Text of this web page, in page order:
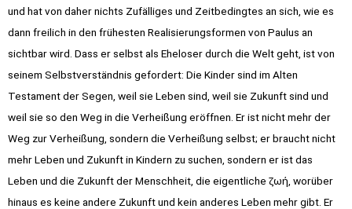
und hat von daher nichts Zufälliges und Zeitbedingtes an sich, wie es
dann freilich in den frühesten Realisierungsformen von Paulus an
sichtbar wird. Dass er selbst als Eheloser durch die Welt geht, ist von
seinem Selbstverständnis gefordert: Die Kinder sind im Alten
Testament der Segen, weil sie Leben sind, weil sie Zukunft sind und
weil sie so den Weg in die Verheißung eröffnen. Er ist nicht mehr der
Weg zur Verheißung, sondern die Verheißung selbst; er braucht nicht
mehr Leben und Zukunft in Kindern zu suchen, sondern er ist das
Leben und die Zukunft der Menschheit, die eigentliche ζωή, worüber
hinaus es keine andere Zukunft und kein anderes Leben mehr gibt. Er